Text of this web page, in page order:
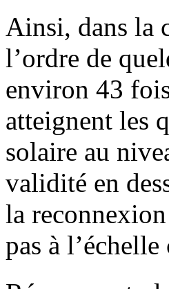
Ainsi, dans la
l’ordre de
environ 43
atteignent les
solaire au
validité en
la
pas à